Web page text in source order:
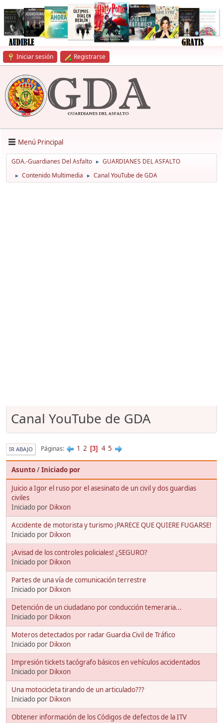
Iniciar sesión Registrarse
Menú Principal
GDA.-Guardianes Del Asfalto ► GUARDIANES DEL ASFALTO
► Contenido Multimedia ► Canal YouTube de GDA
Canal YouTube de GDA
IR ABAJO Páginas 1 2 3 4 5
Asunto/Iniciado por
Juicio a Igor el ruso por el asesinato de un civil y dos guardias
civiles
Iniciado por Dikxon
Accidente de motorista y turismo ¡PARECE QUE QUIERE FUGARSE!
Iniciado por Dikxon
¡Avisad de los controles policiales! ¿SEGURO?
Iniciado por Dikxon
Partes de una vía de comunicación terrestre
Iniciado por Dikxon
Detención de un ciudadano por conducción temeraria...
Iniciado por Dikxon
Moteros detectados por radar Guardia Civil de Tráfico
Iniciado por Dikxon
Impresión tickets tacógrafo básicos en vehículos accidentados
Iniciado por Dikxon
Una motocicleta tirando de un articulado???
Iniciado por Dikxon
Obtener información de los Códigos de defectos de la ITV